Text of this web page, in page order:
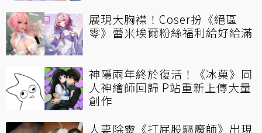
展現大胸襟！Coser扮《絕區
零》蕾米埃爾粉絲福利給好給滿
神隱兩年終於復活！《冰菓》同
人神繪師回歸 P站重新上傳大量
創作
人妻除靈《打屁股驅魔師》出現